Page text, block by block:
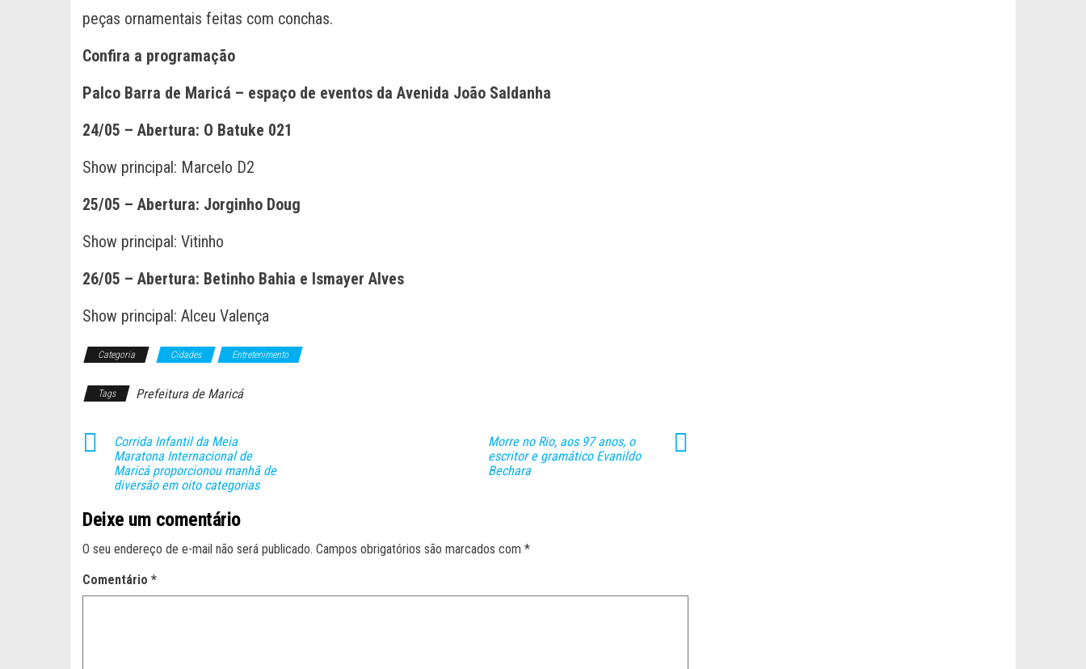
peças ornamentais feitas com conchas.
Confira a programação
Palco Barra de Maricá – espaço de eventos da Avenida João Saldanha
24/05 – Abertura: O Batuke 021
Show principal: Marcelo D2
25/05 – Abertura: Jorginho Doug
Show principal: Vitinho
26/05 – Abertura: Betinho Bahia e Ismayer Alves
Show principal: Alceu Valença
Categoria Cidades Entretenimento
Tags Prefeitura de Maricá
Corrida Infantil da Meia
Maratona Internacional de
Maricá proporcionou manhã de
diversão em oito categorias
Morre no Rio, aos 97 anos, o
escritor e gramático Evanildo
Bechara
Deixe um comentário
O seu endereço de e-mail não será publicado. Campos obrigatórios são marcados com *
Comentário *